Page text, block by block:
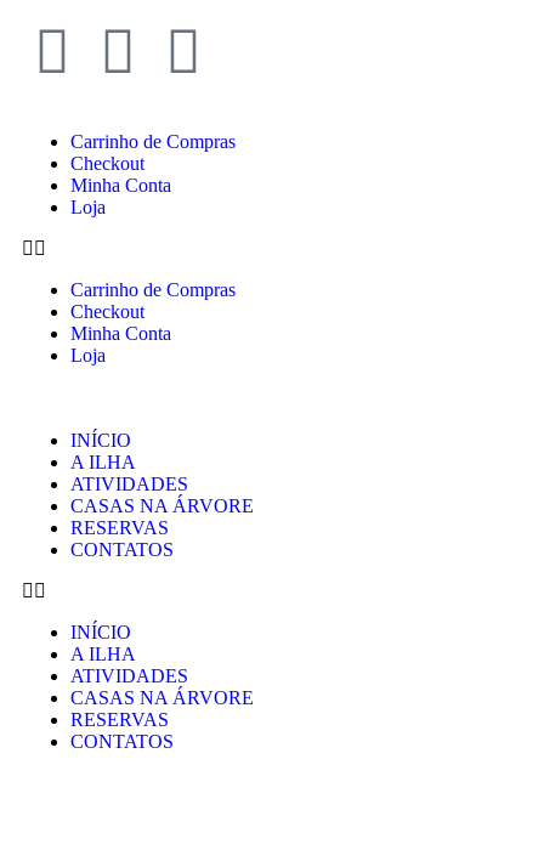
Carrinho de Compras
Checkout
Minha Conta
Loja
Carrinho de Compras
Checkout
Minha Conta
Loja
INÍCIO
A ILHA
ATIVIDADES
CASAS NA ÁRVORE
RESERVAS
CONTATOS
INÍCIO
A ILHA
ATIVIDADES
CASAS NA ÁRVORE
RESERVAS
CONTATOS